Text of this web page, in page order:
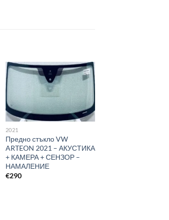
2021
Предно стъкло VW
ARTEON 2021 – АКУСТИКА
+ КАМЕРА + СЕНЗОР –
НАМАЛЕНИЕ
€290